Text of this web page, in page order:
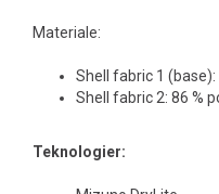
Materiale:
Shell fabric 1 (base):
Shell fabric 2: 86 %
Teknologier: